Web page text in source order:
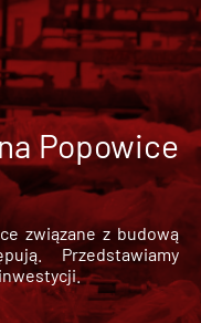
Popowice
związane z budową
Przedstawiamy